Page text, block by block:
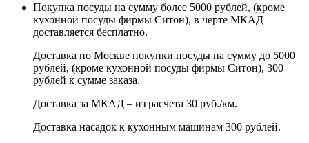
Покупка посуды на сумму более 5000 рублей, (кроме
кухонной посуды фирмы Ситон), в черте МКАД
доставляется бесплатно.
Доставка по Москве покупки посуды на сумму до 5000
рублей, (кроме кухонной посуды фирмы Ситон), 300
рублей к сумме заказа.
Доставка за МКАД – из расчета 30 руб./км.
Доставка насадок к кухонным машинам 300 рублей.